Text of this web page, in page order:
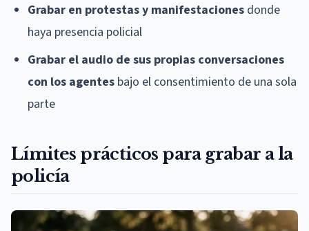
Grabar en protestas y manifestaciones donde
haya presencia policial
Grabar el audio de sus propias conversaciones
con los agentes bajo el consentimiento de una sola
parte
Límites prácticos para grabar a la
policía